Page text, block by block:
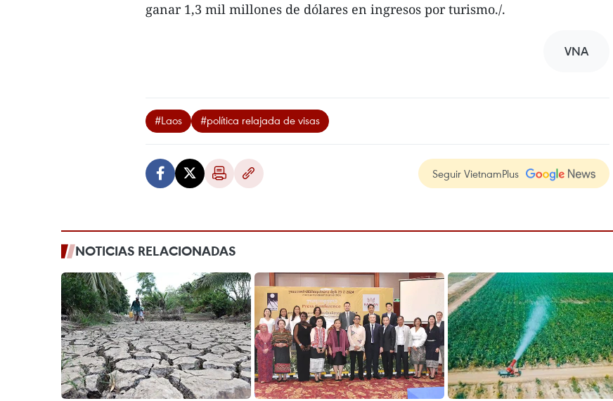
ganar 1,3 mil millones de dólares en ingresos por turismo./.
VNA
#Laos #política relajada de visas
Seguir VietnamPlus
NOTICIAS RELACIONADAS